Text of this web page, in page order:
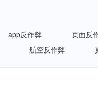
app反作弊
页面反
航空反作弊